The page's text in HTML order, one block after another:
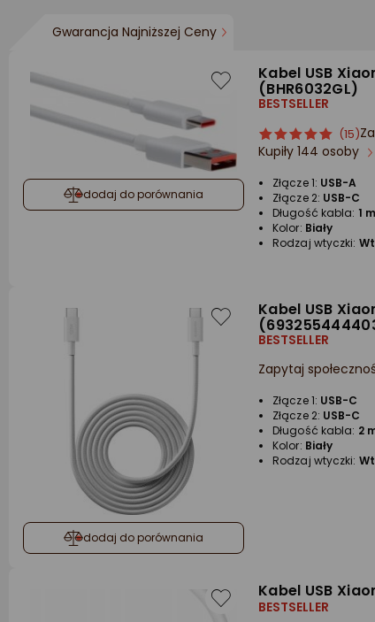
Gwarancja Najniższej Ceny
dodaj do porównania
Kabel USB
(BHR6032GL)
BESTSELLER
ocena
produktu
gwiazdki
Ocena
produktu
(15)
Kupiły 144 osoby
Złącze 1: USB-A
Złącze 2: USB-C
Długość kabla: 1 m
Kolor: Biały
Rodzaj wtyczki:
dodaj do porównania
Kabel USB
BESTSELLER
Zapytaj
Złącze 1: USB-C
Złącze 2: USB-C
Długość kabla: 2
Kolor: Biały
Rodzaj wtyczki:
Kabel USB
BESTSELLER